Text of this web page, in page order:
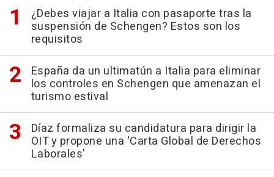
¿Debes viajar a Italia con pasaporte tras la
suspensión de Schengen? Estos son los
requisitos
España da un ultimatún a Italia para eliminar
los controles en Schengen que amenazan el
turismo estival
Díaz formaliza su candidatura para dirigir la
OIT y propone una 'Carta Global de Derechos
Laborales'